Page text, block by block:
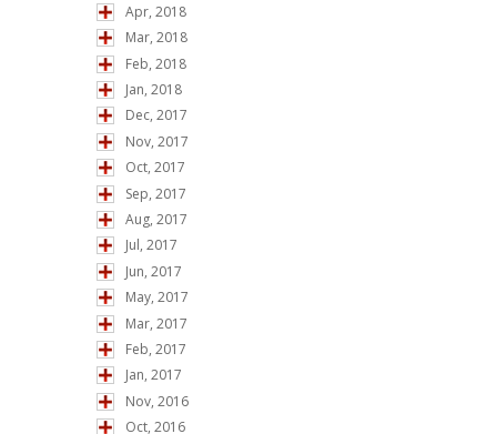
Apr, 2018
Mar, 2018
Feb, 2018
Jan, 2018
Dec, 2017
Nov, 2017
Oct, 2017
Sep, 2017
Aug, 2017
Jul, 2017
Jun, 2017
May, 2017
Mar, 2017
Feb, 2017
Jan, 2017
Nov, 2016
Oct, 2016